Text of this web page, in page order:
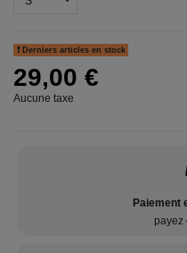
Derniers articles en stock
29,00 €
Aucune taxe
Paiement
payez